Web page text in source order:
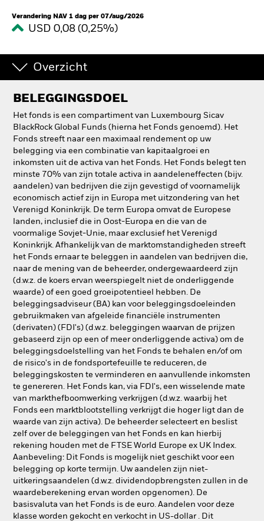
Verandering NAV 1 dag per 07/aug/2026
USD 0,08 (0,25%)
Overzicht
BELEGGINGSDOEL
Het fonds is een compartiment van Luxembourg Sicav
BlackRock Global Funds (hierna het Fonds genoemd). Het
Fonds streeft naar een maximaal rendement op uw
belegging via een combinatie van kapitaalgroei en
inkomsten uit de activa van het Fonds. Het Fonds belegt ten
minste 70% van zijn totale activa in aandeleneffecten (bijv.
aandelen) van bedrijven die zijn gevestigd of voornamelijk
economisch actief zijn in Europa met uitzondering van het
Verenigd Koninkrijk. De term Europa omvat de Europese
landen, inclusief die in Oost-Europa en die van de
voormalige Sovjet-Unie, maar exclusief het Verenigd
Koninkrijk. Afhankelijk van de marktomstandigheden streeft
het Fonds ernaar te beleggen in aandelen van bedrijven die,
naar de mening van de beheerder, ondergewaardeerd zijn
(d.w.z. de koers ervan weerspiegelt niet de onderliggende
waarde) of een goed groeipotentieel hebben. De
beleggingsadviseur (BA) kan voor beleggingsdoeleinden
gebruikmaken van afgeleide financiële instrumenten
(derivaten) (FDI's) (d.w.z. beleggingen waarvan de prijzen
gebaseerd zijn op een of meer onderliggende activa) om de
beleggingsdoelstelling van het Fonds te behalen en/of om
de risico's in de fondsportefeuille te reduceren, de
beleggingskosten te verminderen en aanvullende inkomsten
te genereren. Het Fonds kan, via FDI's, een wisselende mate
van markthefboomwerking verkrijgen (d.w.z. waarbij het
Fonds een marktblootstelling verkrijgt die hoger ligt dan de
waarde van zijn activa). De beheerder selecteert en beslist
zelf over de beleggingen van het Fonds en kan hierbij
rekening houden met de FTSE World Europe ex UK Index.
Aanbeveling: Dit Fonds is mogelijk niet geschikt voor een
belegging op korte termijn. Uw aandelen zijn niet-
uitkeringsaandelen (d.w.z. dividendopbrengsten zullen in de
waardeberekening ervan worden opgenomen). De
basisvaluta van het Fonds is de euro. Aandelen voor deze
klasse worden gekocht en verkocht in US-dollar . Dit